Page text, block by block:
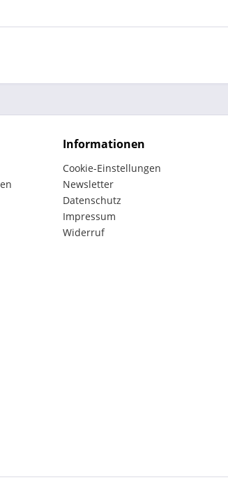
Informationen
Cookie-Einstellungen
Newsletter
Datenschutz
Impressum
Widerruf